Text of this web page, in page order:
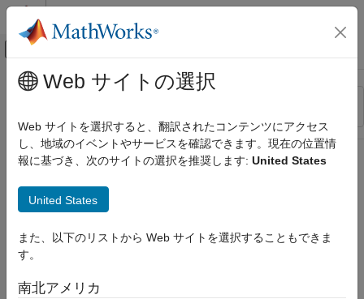
コンテンツへスキップ
オフキャンバス ナビゲーション メ
リソース
ステータス
メインコンテンツ
Web サイトの選択
Web サイトを選択すると、翻訳されたコンテンツにアクセス
し、地域のイベントやサービスを確認できます。現在の位置情
報に基づき、次のサイトの選択を推奨します: United States
United States
また、以下のリストから Web サイトを選択することもできま
す。
南北アメリカ